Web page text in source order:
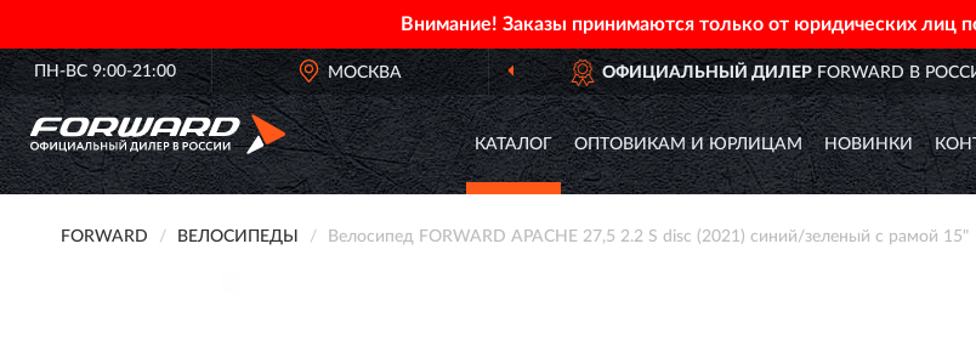
Внимание! Заказы принимаются только от юридических лиц
ПН-ВС 9:00-21:00 МОСКВА
ОФИЦИАЛЬНЫЙ ДИЛЕРFORWARD В РОССИИ
КАТАЛОГ ОПТОВИКАМ И ЮРЛИЦАМ НОВИНКИ
FORWARD ВЕЛОСИПЕДЫ Велосипед FORWARD APACHE 27,5 2.2 S disc (2021) синий/зеленый с рамой 15"